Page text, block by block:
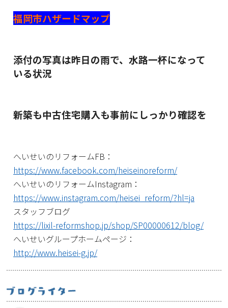
福岡市ハザードマップ
添付の写真は昨日の雨で、水路一杯になって
いる状況
新築も中古住宅購入も事前にしっかり確認を
へいせいのリフォームFB：
https://www.facebook.com/heiseinoreform/
へいせいのリフォームInstagram：
https://www.instagram.com/heisei_reform/?hl=ja
スタッフブログ
https://lixil-reformshop.jp/shop/SP00000612/blog/
へいせいグループホームページ：
http://www.heisei-g.jp/